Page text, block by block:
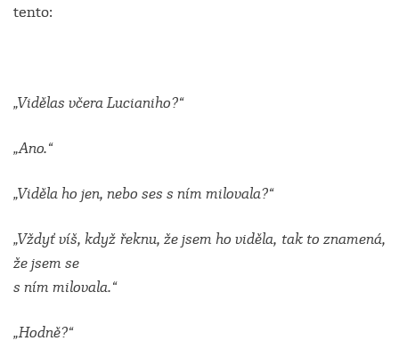
tento:
„Vidělas včera Lucianiho?“
„Ano.“
„Viděla ho jen, nebo ses s ním milovala?“
„Vždyť víš, když řeknu, že jsem ho viděla, tak to znamená,
že jsem se
s ním milovala.“
„Hodně?“